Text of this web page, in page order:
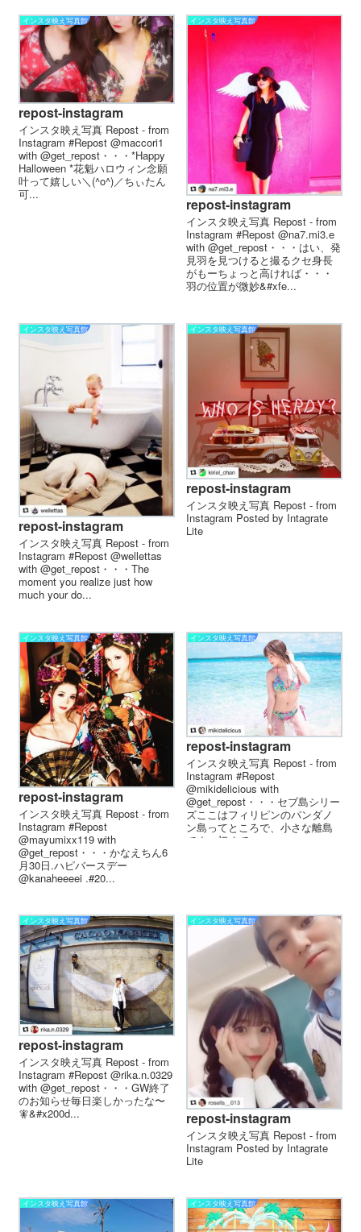
インスタ映え写真館
repost-instagram
インスタ映え写真 Repost - from
Instagram #Repost @maccori1
with @get_repost・・・*Happy
Halloween *花魁ハロウィン念願
叶って嬉しい＼(^o^)／ちぃたん
可...
インスタ映え写真館
repost-instagram
インスタ映え写真 Repost - from
Instagram #Repost @na7.mi3.e
with @get_repost・・・はい、発
見羽を見つけると撮るクセ身長
がもーちょっと高ければ・・・
羽の位置が微妙&#xfe...
インスタ映え写真館
repost-instagram
インスタ映え写真 Repost - from
Instagram #Repost @wellettas
with @get_repost・・・The
moment you realize just how
much your do...
インスタ映え写真館
repost-instagram
インスタ映え写真 Repost - from
Instagram Posted by Intagrate
Lite
インスタ映え写真館
repost-instagram
インスタ映え写真 Repost - from
Instagram #Repost
@mayumixx119 with
@get_repost・・・かなえちん️6
月30日.ハピバースデー
@kanaheeeei .#20...
インスタ映え写真館
repost-instagram
インスタ映え写真 Repost - from
Instagram #Repost
@mikidelicious with
@get_repost・・・セブ島シリー
ズここはフィリピンのパンダノ
ン島ってところで、小さな離島
です♩初めて...
インスタ映え写真館
repost-instagram
インスタ映え写真 Repost - from
Instagram #Repost @rika.n.0329
with @get_repost・・・GW終了
のお知らせ️毎日楽しかったな〜
🧚&#x200d...
インスタ映え写真館
repost-instagram
インスタ映え写真 Repost - from
Instagram Posted by Intagrate
Lite
インスタ映え写真館 インスタ映え写真館